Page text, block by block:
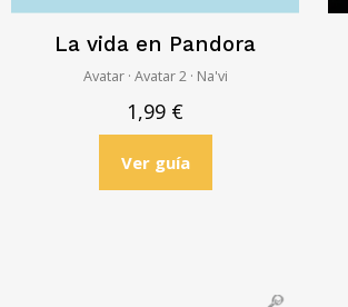
La vida en Pandora
Avatar · Avatar 2 · Na'vi
1,99 €
Ver guía